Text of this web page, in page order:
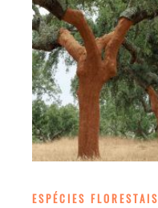
ESPÉCIES FLORESTAIS